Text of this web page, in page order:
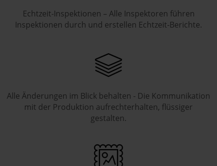
Echtzeit-Inspektionen – Alle Inspektoren führen
Inspektionen durch und erstellen Echtzeit-Berichte.
Alle Änderungen im Blick behalten - Die Kommunikation
mit der Produktion aufrechterhalten, flüssiger
gestalten.